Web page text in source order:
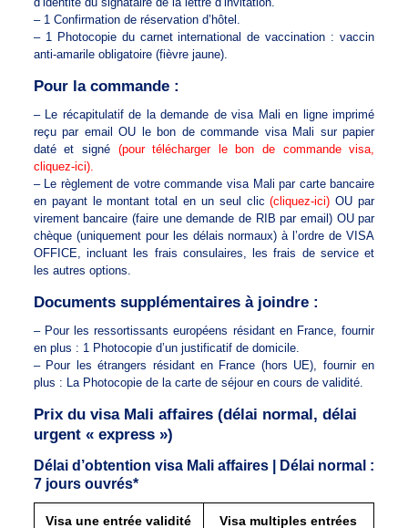
– 1 Confirmation de réservation d’hôtel.
– 1 Photocopie du carnet international de vaccination : vaccin
anti-amarile obligatoire (fièvre jaune).
Pour la commande :
– Le récapitulatif de la demande de visa Mali en ligne imprimé
reçu par email OU le bon de commande visa Mali sur papier
daté et signé (pour télécharger le bon de commande visa,
cliquez-ici).
– Le règlement de votre commande visa Mali par carte bancaire
en payant le montant total en un seul clic(cliquez-ici) OU par
virement bancaire (faire une demande de RIB par email) OU par
chèque (uniquement pour les délais normaux) à l’ordre de VISA
OFFICE, incluant les frais consulaires, les frais de service et
les autres options.
Documents supplémentaires à joindre :
– Pour les ressortissants européens résidant en France, fournir
en plus : 1 Photocopie d’un justificatif de domicile.
– Pour les étrangers résidant en France (hors UE), fournir en
plus : La Photocopie de la carte de séjour en cours de validité.
Prix du visa Mali affaires (délai normal, délai
urgent « express »)
Délai d’obtention visa Mali affaires | Délai normal :
7 jours ouvrés*
Visa une entrée validité
Visa multiples entrées